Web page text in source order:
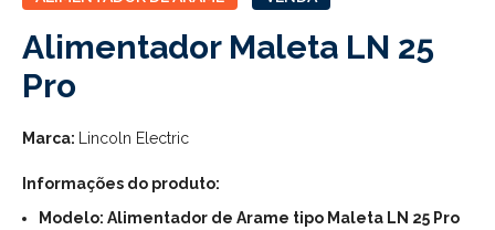
Alimentador Maleta LN 25
Pro
Marca: Lincoln Electric
Informações do produto:
Modelo: Alimentador de Arame tipo Maleta LN 25 Pro